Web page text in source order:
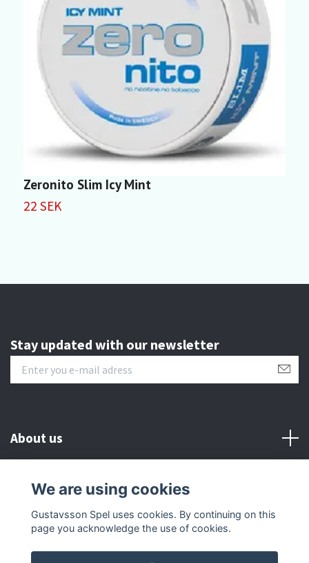
Zeronito Slim Icy Mint
22 SEK
Stay updated with our newsletter
About us
Customer serive
Other info
We are using cookies
Gustavsson Spel uses cookies. By continuing on this
page you acknowledge the use of cookies.